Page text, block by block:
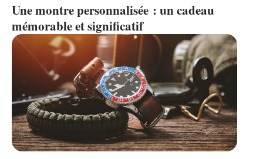
Une montre personnalisée : un cadeau
mémorable et significatif